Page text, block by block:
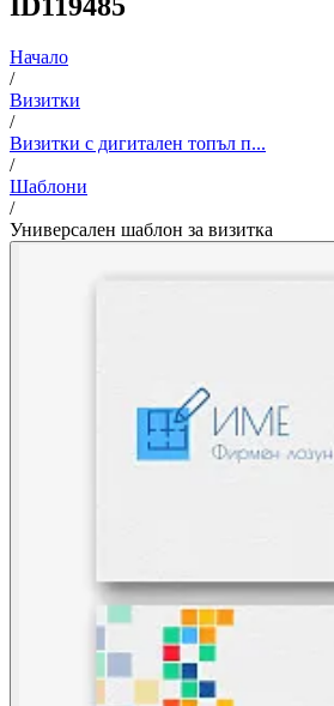
Начало
/
Визитки
/
Визитки с дигитален топъл п...
/
Шаблони
/
Универсален шаблон за визитка